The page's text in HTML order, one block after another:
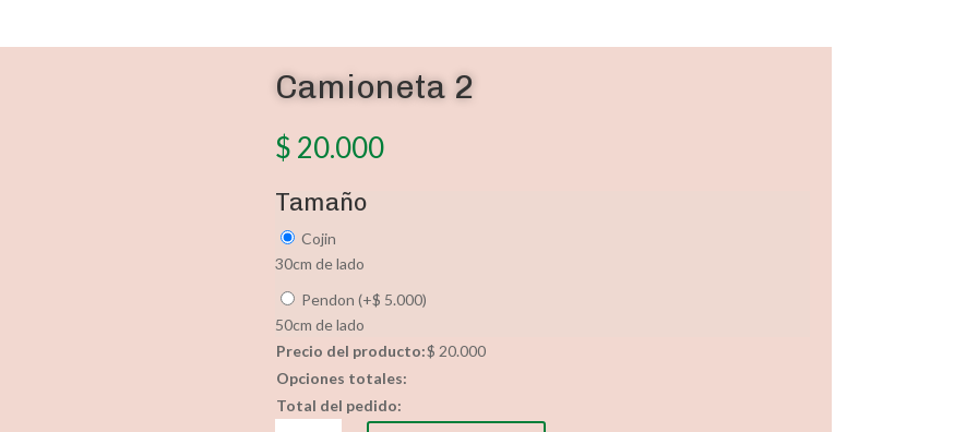
Camioneta 2
$ 20.000
Tamaño
Cojin
30cm de lado
Pendon(+$ 5.000)
50cm de lado
Precio del producto:$ 20.000
Opciones totales:
Total del pedido: